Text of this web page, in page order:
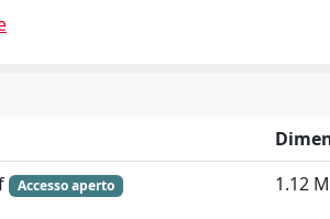
Accesso aperto 1.12